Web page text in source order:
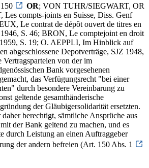
OR; VON TUHR/SIEGWART, OR
compts-joints en Suisse, Diss. Genf
Le contrat de dépôt ouvert de titres en
S. 46; BRON, Le comptejoint en droit
1959, S. 19; O. AEPPLI, Im Hinblick auf
abgeschlossene Depotverträge, SJZ 1948,
Vertragsparteien von der im
Bank vorgesehenen
das Verfügungsrecht "bei einer
durch besondere Vereinbarung zu
geltende gesamthänderische
der Gläubigersolidarität ersetzten.
berechtigt, sämtliche Ansprüche aus
der Bank geltend zu machen, und es
durch Leistung an einen Auftraggeber
der andern befreien (Art. 150 Abs. 1